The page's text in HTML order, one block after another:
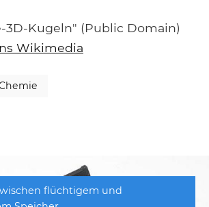
3D-Kugeln" (Public Domain)
Wikimedia
flüchtigem und